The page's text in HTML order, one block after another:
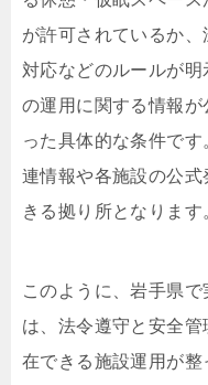
が許可されているか
対応などのルールが
の運用に関する情報
った具体的な条件で
連情報や各施設の公
きる拠り所となります
このように、岩手県
は、法令遵守と安全
在できる施設運用が整